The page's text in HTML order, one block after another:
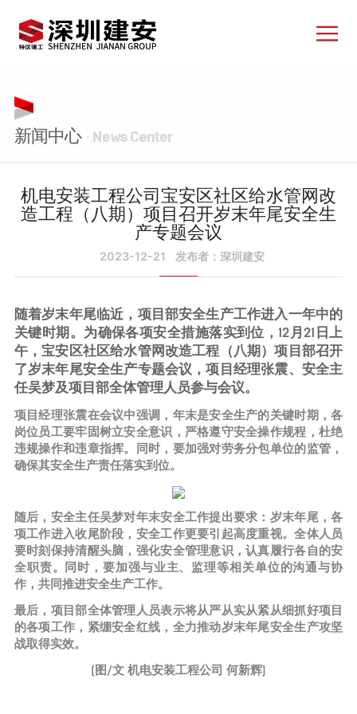
新闻中心 · News Center
机电安装工程公司宝安区社区给水管网改
造工程（八期）项目召开岁末年尾安全生
产专题会议
2023-12-21 发布者：深圳建安
随着岁末年尾临近，项目部安全生产工作进入一年中的
关键时期。为确保各项安全措施落实到位，12月21日上
午，宝安区社区给水管网改造工程（八期）项目部召开
了岁末年尾安全生产专题会议，项目经理张震、安全主
任吴梦及项目部全体管理人员参与会议。
项目经理张震在会议中强调，年末是安全生产的关键时期，各
岗位员工要牢固树立安全意识，严格遵守安全操作规程，杜绝
违规操作和违章指挥。同时，要加强对劳务分包单位的监管，
确保其安全生产责任落实到位。
随后，安全主任吴梦对年末安全工作提出要求：岁末年尾，各
项工作进入收尾阶段，安全工作更要引起高度重视。全体人员
要时刻保持清醒头脑，强化安全管理意识，认真履行各自的安
全职责。同时，要加强与业主、监理等相关单位的沟通与协
作，共同推进安全生产工作。
最后，项目部全体管理人员表示将从严从实从紧从细抓好项目
的各项工作，紧绷安全红线，全力推动岁末年尾安全生产攻坚
战取得实效。
(图/文 机电安装工程公司 何新辉)